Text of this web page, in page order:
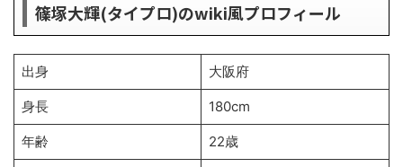
篠塚大輝(タイプロ)のwiki風プロフィール
出身 大阪府
身長 180cm
年齢 22歳